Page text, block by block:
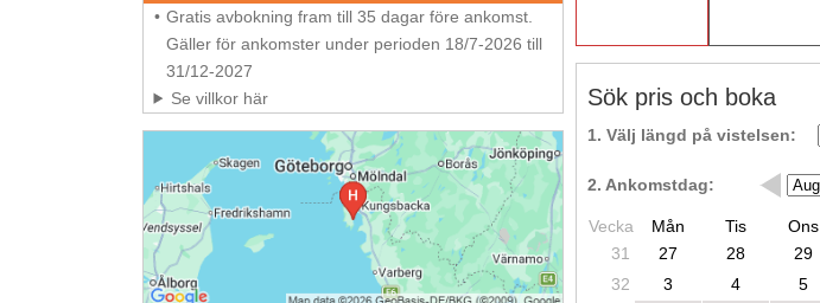
Sök pris och boka
1. Välj längd på vistelsen:
2. Ankomstdag:
Vecka Mån Tis Ons
31
27 28 29
32
3 4 5
Gratis avbokning fram till 35 dagar före ankomst.
Gäller för ankomster under perioden 18/7-2026 till
31/12-2027
Se villkor här